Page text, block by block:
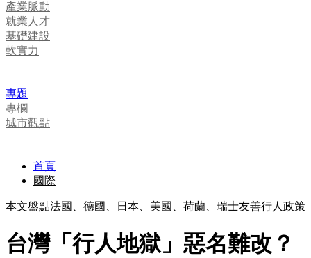
產業脈動
就業人才
基礎建設
軟實力
專題
專欄
城市觀點
首頁
國際
本文盤點法國、德國、日本、美國、荷蘭、瑞士友善行人政策
台灣「行人地獄」惡名難改？